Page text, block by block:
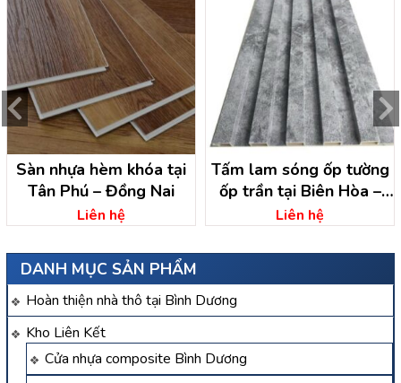
DANH MỤC SẢN PHẨM
Hoàn thiện nhà thô tại Bình Dương
Kho Liên Kết
Cửa nhựa composite Bình Dương
Sàn nhựa hèm khóa tại
Tân Phú – Đồng Nai
Liên hệ
Tấm lam sóng ốp tường
ốp trần tại Biên Hòa –
Đồng Nai
Liên hệ